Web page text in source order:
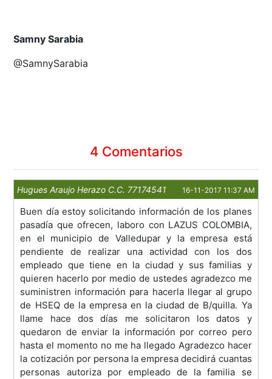
Samny Sarabia
@SamnySarabia
4 Comentarios
Hugues Araujo Herazo C.C. 77174541 16-11-2017 11:37 AM
Buen día estoy solicitando información de los planes
pasadía que ofrecen, laboro con LAZUS COLOMBIA,
en el municipio de Valledupar y la empresa está
pendiente de realizar una actividad con los dos
empleado que tiene en la ciudad y sus familias y
quieren hacerlo por medio de ustedes agradezco me
suministren información para hacerla llegar al grupo
de HSEQ de la empresa en la ciudad de B/quilla. Ya
llame hace dos días me solicitaron los datos y
quedaron de enviar la información por correo pero
hasta el momento no me ha llegado Agradezco hacer
la cotización por persona la empresa decidirá cuantas
personas autoriza por empleado de la familia se